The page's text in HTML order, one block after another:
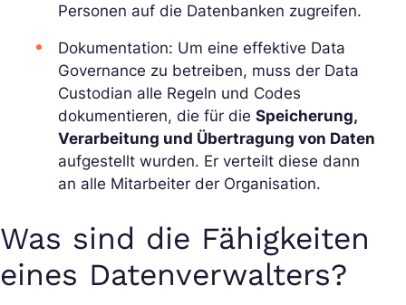
Personen auf die Datenbanken zugreifen.
Dokumentation: Um eine effektive Data
Governance zu betreiben, muss der Data
Custodian alle Regeln und Codes
dokumentieren, die für die Speicherung,
Verarbeitung und Übertragung von Daten
aufgestellt wurden. Er verteilt diese dann
an alle Mitarbeiter der Organisation.
Was sind die Fähigkeiten
eines Datenverwalters?